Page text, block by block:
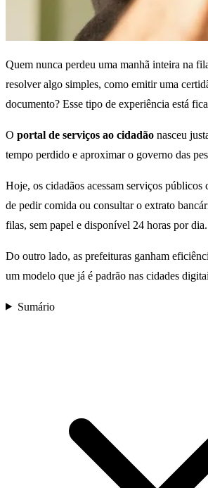
Quem nunca perdeu uma manhã inteira na
resolver algo simples, como emitir uma
documento? Esse tipo de experiência está
O portal de serviços ao cidadão nasceu
tempo perdido e aproximar o governo das
Hoje, os cidadãos acessam serviços
de pedir comida ou consultar o extrato
filas, sem papel e disponível 24 horas por dia.
Do outro lado, as prefeituras ganham
um modelo que já é padrão nas cidades
Sumário